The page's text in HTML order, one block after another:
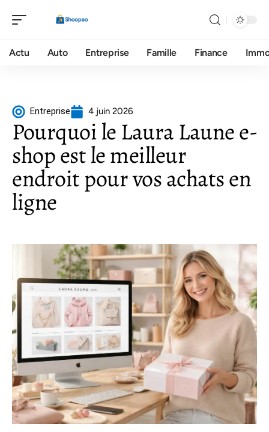
Actu Auto Entreprise Famille Finance
Entreprise 4 juin 2026
Pourquoi le Laura Laune e-
shop est le meilleur
endroit pour vos achats en
ligne